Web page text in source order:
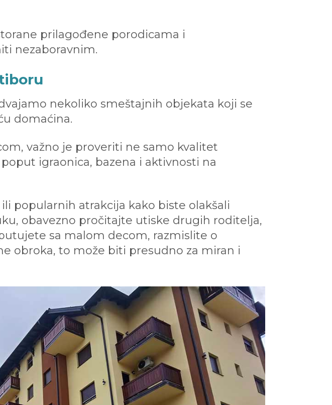
prilagođene porodicama i
nezaboravnim.
nekoliko smeštajnih objekata koji se
domaćina.
važno je proveriti ne samo kvalitet
igraonica, bazena i aktivnosti na
popularnih atrakcija kako biste olakšali
obavezno pročitajte utiske drugih roditelja,
sa malom decom, razmislite o
obroka, to može biti presudno za miran i